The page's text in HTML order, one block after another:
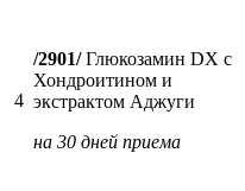
4
/2901/Глюкозамин DX с
Хондроитином и
экстрактом Аджуги
на 30 дней приема